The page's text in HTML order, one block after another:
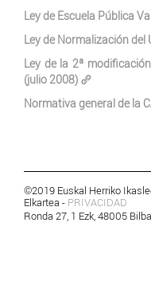
Ley de Escuela Pública
Ley de Normalización del
Ley de la 2ª
(julio 2008)
Normativa general de la
©2019 Euskal Herriko
Elkartea - PRIVACIDAD
Ronda 27, 1 Ezk, 48005